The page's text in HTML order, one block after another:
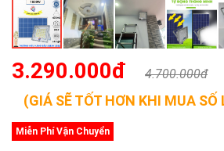
3.290.000đ 4.700.000đ
(GIÁ SẼ TỐT HƠN KHI MUA SỐ
Miễn Phí Vận Chuyển